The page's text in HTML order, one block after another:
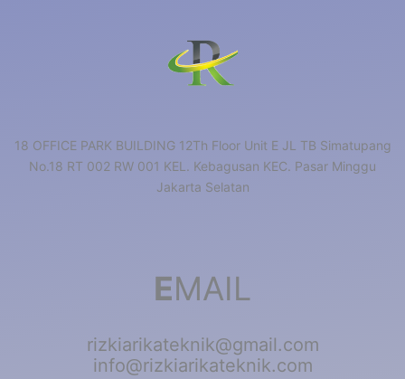
18 OFFICE PARK BUILDING 12Th Floor Unit E JL TB Simatupang
No.18 RT 002 RW 001 KEL. Kebagusan KEC. Pasar Minggu
Jakarta Selatan
EMAIL
rizkiarikateknik@gmail.com
info@rizkiarikateknik.com